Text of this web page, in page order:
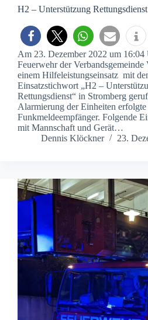
H2 – Unterstützung Rettungsdienst
Am 23. Dezember 2022 um
Feuerwehr der Verbandsgemeinde
einem Hilfeleistungseinsatz mit
Einsatzstichwort „H2 –
Rettungsdienst“ in Stromberg
Alarmierung der Einheiten erfolgte
Funkmeldeempfänger. Folgende
mit Mannschaft und Gerät…
Dennis Klöckner
23.